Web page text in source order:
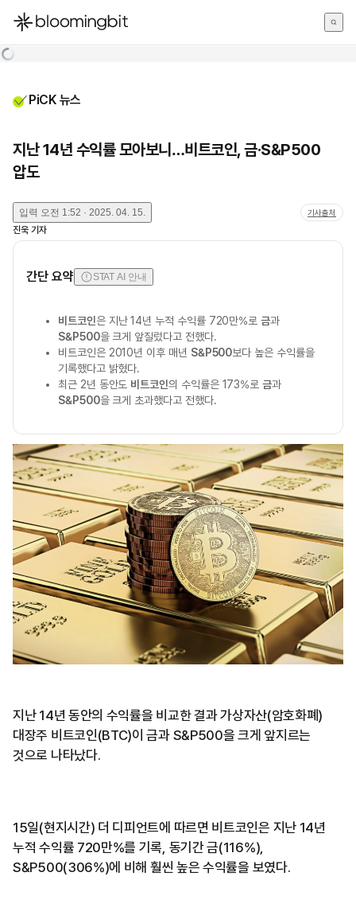
한국어
PiCK 뉴스
지난 14년 수익률 모아보니…비트코인, 금·S&P500
압도
입력 오전 1:52 · 2025. 04. 15. 기사출처
진욱 기자
간단 요약 STAT AI 안내
비트코인은 지난 14년 누적 수익률 720만%로금과
S&P500을 크게 앞질렀다고 전했다.
비트코인은 2010년 이후 매년 S&P500보다 높은 수익률을
기록했다고 밝혔다.
최근 2년 동안도 비트코인의 수익률은 173%로금과
S&P500을 크게 초과했다고 전했다.
지난 14년 동안의 수익률을 비교한 결과 가상자산(암호화폐)
대장주 비트코인(BTC)이 금과 S&P500을 크게 앞지르는
것으로 나타났다.
15일(현지시간) 더 디피언트에 따르면 비트코인은 지난 14년
누적 수익률 720만%를 기록, 동기간 금(116%),
S&P500(306%)에 비해 훨씬 높은 수익률을 보였다.